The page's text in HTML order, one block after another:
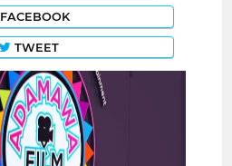
FACEBOOK
TWEET